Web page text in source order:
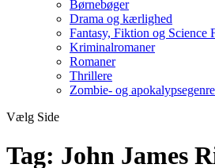
Børnebøger
Drama og kærlighed
Fantasy, Fiktion og Science
Kriminalromaner
Romaner
Thrillere
Zombie- og
Vælg Side
Tag: John James